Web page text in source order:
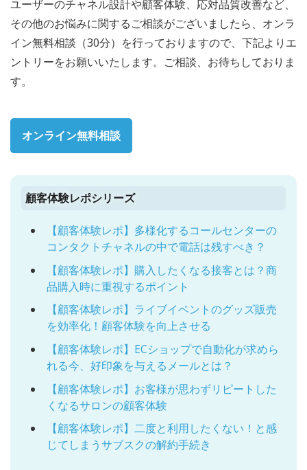
ユーザーのチャネル設計や顧客体験、応対品質改善など、
その他のお悩みに関するご相談がございましたら、オンラ
イン無料相談（30分）を行っておりますので、下記よりエ
ントリーをお願いいたします。ご相談、お待ちしておりま
す。
オンライン無料相談
顧客体験レポシリーズ
【顧客体験レポ】多様化するコールセンターの
コンタクトチャネルの中で電話は残すべき？
【顧客体験レポ】購入したくなる接客とは？商
品購入時に重視するポイント
【顧客体験レポ】ライブイベントのグッズ販売
を効率化！顧客体験を向上させる
【顧客体験レポ】ECショップで自動化が求めら
れる今、好印象を与えるメールとは？
【顧客体験レポ】お客様が思わずリピートした
くなるサロンの顧客体験
【顧客体験レポ】二度と利用したくない！と感
じてしまうサブスクの解約手続き